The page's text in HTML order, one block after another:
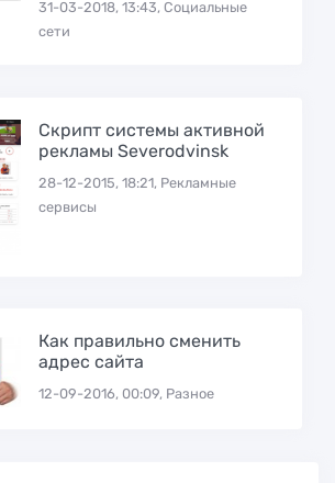
31-03-2018, 13:43, Социальные
сети
Скрипт системы активной
рекламы Severodvinsk
28-12-2015, 18:21, Рекламные
сервисы
Как правильно сменить
адрес сайта
12-09-2016, 00:09, Разное